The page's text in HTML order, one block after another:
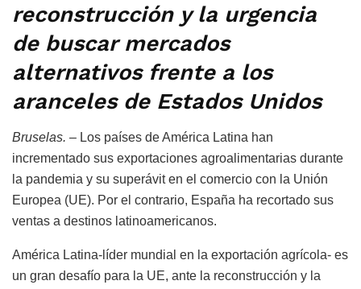
reconstrucción y la urgencia
de buscar mercados
alternativos frente a los
aranceles de Estados Unidos
Bruselas. – Los países de América Latina han
incrementado sus exportaciones agroalimentarias durante
la pandemia y su superávit en el comercio con la Unión
Europea (UE). Por el contrario, España ha recortado sus
ventas a destinos latinoamericanos.
América Latina-líder mundial en la exportación agrícola- es
un gran desafío para la UE, ante la reconstrucción y la